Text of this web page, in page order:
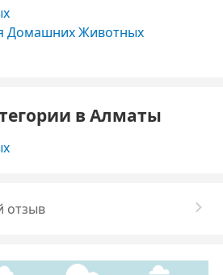
Домашних Животных
в Алматы
отзыв